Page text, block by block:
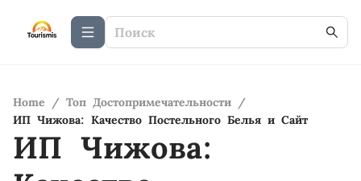
Home / Топ Достопримечательности /
ИП Чижова: Качество Постельного Белья и Сайт
ИП Чижова: